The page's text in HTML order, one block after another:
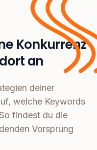
Konkurrenz
an
deiner
welche Keywords
findest du die
Vorsprung